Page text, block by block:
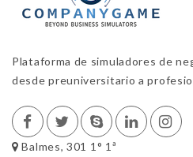
Plataforma de simuladores de
desde preuniversitario a
Balmes, 301 1° 1ª